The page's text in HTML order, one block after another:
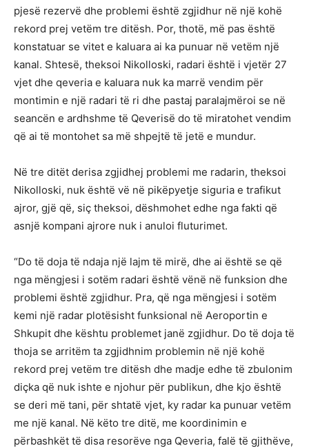
pjesë rezervë dhe problemi është zgjidhur në një kohë
rekord prej vetëm tre ditësh. Por, thotë, më pas është
konstatuar se vitet e kaluara ai ka punuar në vetëm një
kanal. Shtesë, theksoi Nikolloski, radari është i vjetër 27
vjet dhe qeveria e kaluara nuk ka marrë vendim për
montimin e një radari të ri dhe pastaj paralajmëroi se në
seancën e ardhshme të Qeverisë do të miratohet vendim
që ai të montohet sa më shpejtë të jetë e mundur.
Në tre ditët derisa zgjidhej problemi me radarin, theksoi
Nikolloski, nuk është vë në pikëpyetje siguria e trafikut
ajror, gjë që, siç theksoi, dëshmohet edhe nga fakti që
asnjë kompani ajrore nuk i anuloi fluturimet.
“Do të doja të ndaja një lajm të mirë, dhe ai është se që
nga mëngjesi i sotëm radari është vënë në funksion dhe
problemi është zgjidhur. Pra, që nga mëngjesi i sotëm
kemi një radar plotësisht funksional në Aeroportin e
Shkupit dhe kështu problemet janë zgjidhur. Do të doja të
thoja se arritëm ta zgjidhnim problemin në një kohë
rekord prej vetëm tre ditësh dhe madje edhe të zbulonim
diçka që nuk ishte e njohur për publikun, dhe kjo është
se deri më tani, për shtatë vjet, ky radar ka punuar vetëm
me një kanal. Në këto tre ditë, me koordinimin e
përbashkët të disa resorëve nga Qeveria, falë të gjithëve,